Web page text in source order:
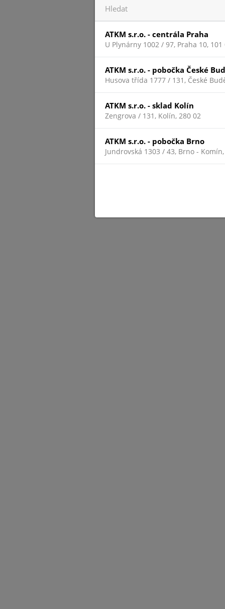
ATKM s.r.o. - centrála Praha
U Plynárny 1002 / 97, Praha 10, 101
ATKM s.r.o. - pobočka České
Husova třída 1777 / 131, České
ATKM s.r.o. - sklad Kolín
Zengrova / 131, Kolín, 280 02
ATKM s.r.o. - pobočka Brno
Jundrovská 1303 / 43, Brno -